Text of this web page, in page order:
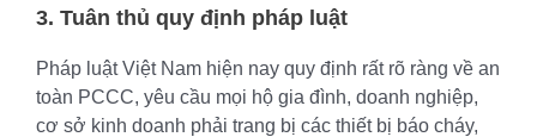
3. Tuân thủ quy định pháp luật
Pháp luật Việt Nam hiện nay quy định rất rõ ràng về an
toàn PCCC, yêu cầu mọi hộ gia đình, doanh nghiệp,
cơ sở kinh doanh phải trang bị các thiết bị báo cháy,